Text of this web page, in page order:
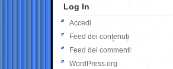
Log In
Accedi
Feed dei contenuti
Feed dei commenti
WordPress.org